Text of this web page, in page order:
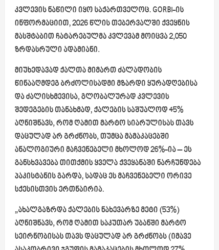
კვლევის ნაწილი იყო საქართველოც. GORBI-ის
ინფორმაციით, 2026 წლის თებერვალში ქვეყნის
მასშტაბით ჩატარებულმა კვლევამ მოიცვა 2,050
ზრდასრული ადამიანი.
მიუხედავად ქალთა მიმართ ძალადობის
წინააღმდეგ ბრძოლისადმი მზარდი ყურადღებისა
და ძალისხმევისა, გლობალურად კვლევის
შედეგების თანახმად, ქალების საშუალოდ 45%
აღნიშნავს, რომ ღამით მარტო სიარულისას თავს
დაცულად არ გრძნობს, თუმცა მამაკაცებში
ანალოგიური მაჩვენებელი მხოლოდ 26%-ია – ეს
განსხვავება თითქმის ყველა ქვეყანაში ნარჩუნდება
პაკისტანის გარდა, სადაც ეს მაჩვენებელი ორივე
სქესისთვის ერთნაირია.
„ახალგაზრდა ქალების ნახევარზე მეტი (53%)
აღნიშნავს, რომ ღამით საკუთარ უბანში მარტო
სეირნობისას თავს დაცულად არ გრძნობს (იმავე